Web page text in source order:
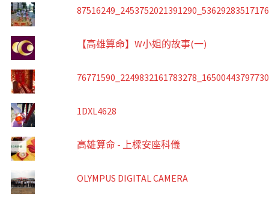
【高雄算命】W小姐的故事(一)
1DXL4628
高雄算命 - 上樑安座科儀
OLYMPUS DIGITAL CAMERA